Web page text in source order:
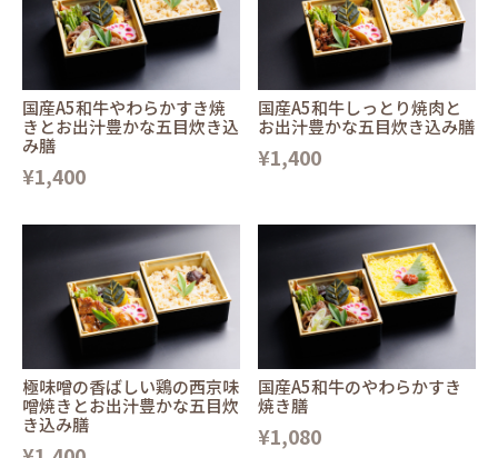
国産A5和牛やわらかすき焼
きとお出汁豊かな五目炊き込
み膳
¥1,400
国産A5和牛しっとり焼肉と
お出汁豊かな五目炊き込み膳
¥1,400
極味噌の香ばしい鶏の西京味
噌焼きとお出汁豊かな五目炊
き込み膳
国産A5和牛のやわらかすき
焼き膳
¥1,080